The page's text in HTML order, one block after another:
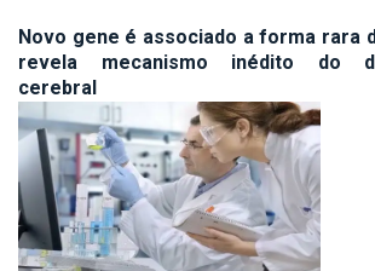
Novo gene é associado a forma rara
revela mecanismo inédito do
cerebral